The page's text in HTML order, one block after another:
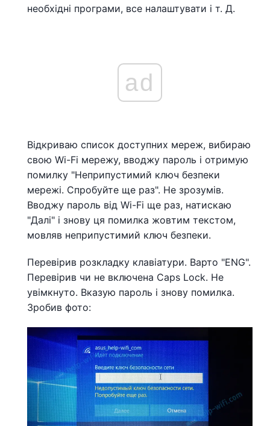
необхідні програми, все налаштувати і т. Д.
ad
Відкриваю список доступних мереж, вибираю
свою Wi-Fi мережу, вводжу пароль і отримую
помилку "Неприпустимий ключ безпеки
мережі. Спробуйте ще раз". Не зрозумів.
Вводжу пароль від Wi-Fi ще раз, натискаю
"Далі" і знову ця помилка жовтим текстом,
мовляв неприпустимий ключ безпеки.
Перевірив розкладку клавіатури. Варто "ENG".
Перевірив чи не включена Caps Lock. Не
увімкнуто. Вказую пароль і знову помилка.
Зробив фото: